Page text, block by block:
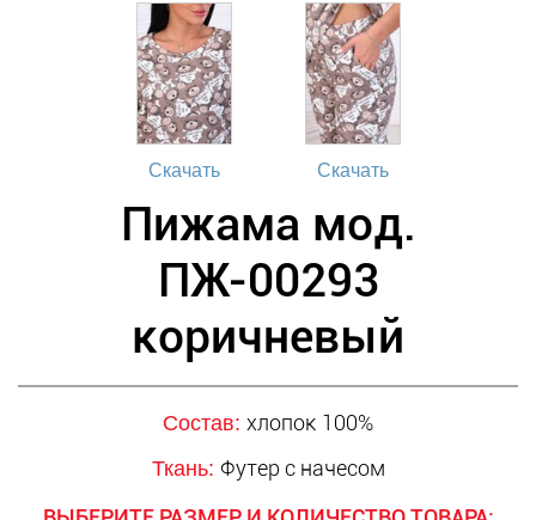
Скачать Скачать
Пижама мод.
ПЖ-00293
коричневый
Состав: хлопок 100%
Ткань: Футер с начесом